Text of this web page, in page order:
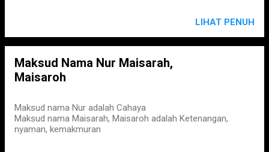
LIHAT PENUH
Maksud Nama Nur Maisarah,
Maisaroh
Maksud nama Nur adalah Cahaya
Maksud nama Maisarah, Maisaroh adalah Ketenangan,
nyaman, kemakmuran